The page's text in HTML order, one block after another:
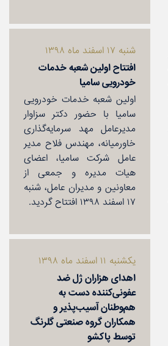
شنبه ۱۷ اسفند ماه ۱۳۹۸
افتتاح اولین شعبه خدمات
خودرویی سامیا
اولین شعبه خدمات خودرویی
سامیا با حضور دكتر سزاوار
مدیرعامل مهد سرمایه‌گذاری
خاورمیانه‌، مهندس فلاح مدیر
عامل شركت سامیا‌، اعضای
هیات مدیره و جمعی از
معاونین و مدیران عامل، شنبه
۱۷ اسفند ۱۳۹۸ افتتاح گردید.
یكشنبه ۱۱ اسفند ماه ۱۳۹۸
اهدای هزاران ژل ضد
عفونی‌كننده دست به
هم‌وطنان آسیب‌پذیر و
همكاران گروه صنعتی گلرنگ
توسط پاكشو